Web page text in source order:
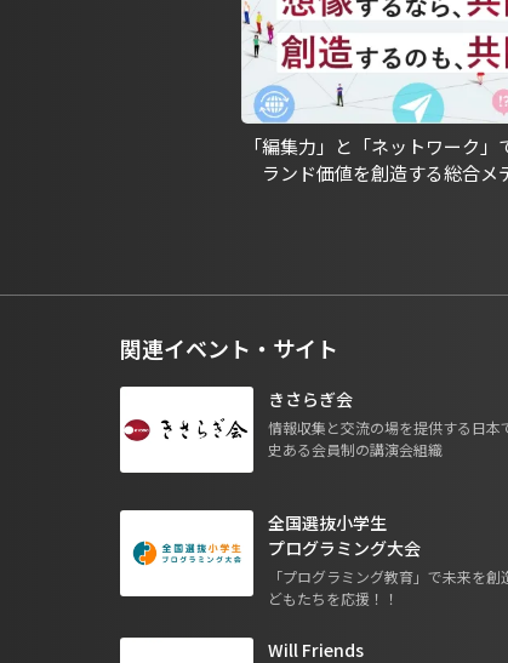
「編集力」と「ネットワーク」
ランド価値を創造する総合メ
関連イベント・サイト
きさらぎ会
情報収集と交流の場を提供する日本
史ある会員制の講演会組織
全国選抜小学生
プログラミング大会
「プログラミング教育」で未来を創
どもたちを応援！！
Will Friends